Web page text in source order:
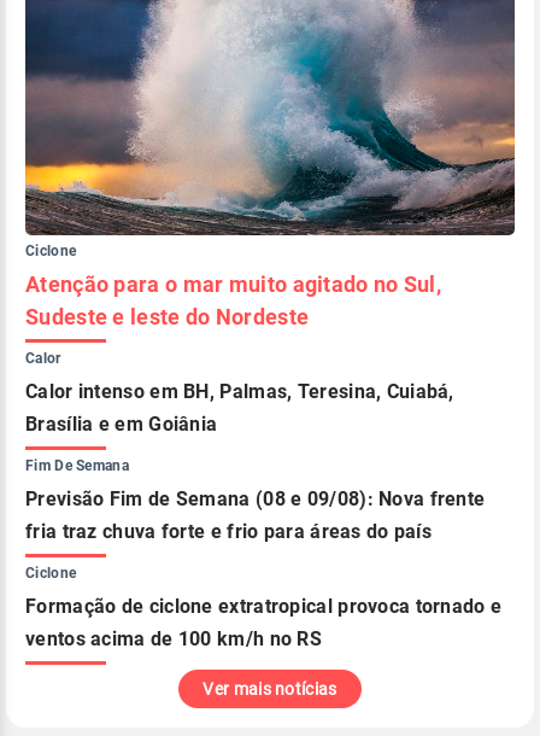
Ciclone
Atenção para o mar muito agitado no Sul,
Sudeste e leste do Nordeste
Calor
Calor intenso em BH, Palmas, Teresina, Cuiabá,
Brasília e em Goiânia
Fim De Semana
Previsão Fim de Semana (08 e 09/08): Nova frente
fria traz chuva forte e frio para áreas do país
Ciclone
Formação de ciclone extratropical provoca tornado e
ventos acima de 100 km/h no RS
Ver mais notícias